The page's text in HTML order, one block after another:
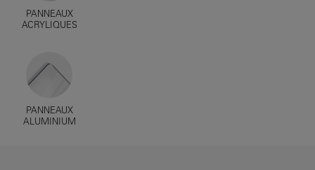
PANNEAUX
ACRYLIQUES
PANNEAUX
ALUMINIUM